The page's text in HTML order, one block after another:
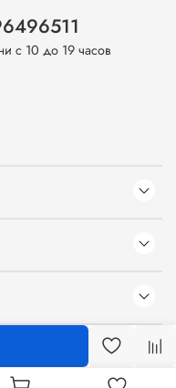
с 10 до 19 часов